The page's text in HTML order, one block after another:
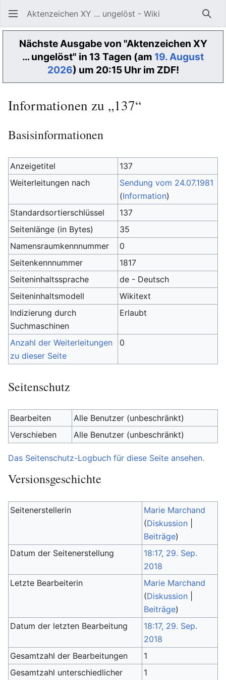
Aktenzeichen XY ... ungelöst - Wiki
Nächste Ausgabe von "Aktenzeichen XY
… ungelöst" in 13 Tagen (am 19. August
2026) um 20:15 Uhr im ZDF!
Informationen zu „137“
Basisinformationen
Anzeigetitel
137
Weiterleitungen nach
Sendung vom 24.07.1981
(Information)
Standardsortierschlüssel
137
Seitenlänge (in Bytes)
35
Namensraumkennnummer
0
Seitenkennnummer
1817
Seiteninhaltssprache
de - Deutsch
Seiteninhaltsmodell
Wikitext
Indizierung durch
Suchmaschinen
Erlaubt
Anzahl der Weiterleitungen
zu dieser Seite
0
Seitenschutz
Bearbeiten
Alle Benutzer (unbeschränkt)
Verschieben
Alle Benutzer (unbeschränkt)
Das Seitenschutz-Logbuch für diese Seite ansehen.
Versionsgeschichte
Seitenerstellerin
Marie Marchand
(Diskussion
Beiträge)
Datum der Seitenerstellung
18:17, 29. Sep.
2018
Letzte Bearbeiterin
Marie Marchand
(Diskussion
Beiträge)
Datum der letzten Bearbeitung
18:17, 29. Sep.
2018
Gesamtzahl der Bearbeitungen
1
Gesamtzahl unterschiedlicher
1